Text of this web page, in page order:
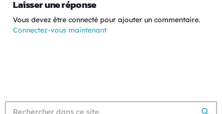
Laisser une réponse
Vous devez être connecté pour ajouter un commentaire.
Connectez-vous maintenant